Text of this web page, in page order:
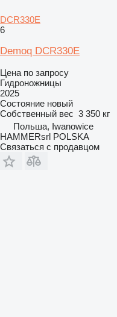
DCR330E
6
Demoq DCR330E
Цена по запросу
Гидроножницы
2025
Состояние новый
Собственный вес 3 350 кг
Польша, Iwanowice
HAMMERsrl POLSKA
Связаться с продавцом